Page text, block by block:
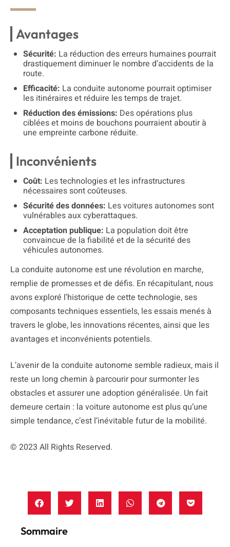
Avantages
Sécurité: La réduction des erreurs humaines pourrait
drastiquement diminuer le nombre d’accidents de la
route.
Efficacité: La conduite autonome pourrait optimiser
les itinéraires et réduire les temps de trajet.
Réduction des émissions: Des opérations plus
ciblées et moins de bouchons pourraient aboutir à
une empreinte carbone réduite.
Inconvénients
Coût: Les technologies et les infrastructures
nécessaires sont coûteuses.
Sécurité des données: Les voitures autonomes sont
vulnérables aux cyberattaques.
Acceptation publique: La population doit être
convaincue de la fiabilité et de la sécurité des
véhicules autonomes.
La conduite autonome est une révolution en marche,
remplie de promesses et de défis. En récapitulant, nous
avons exploré l’historique de cette technologie, ses
composants techniques essentiels, les essais menés à
travers le globe, les innovations récentes, ainsi que les
avantages et inconvénients potentiels.
L’avenir de la conduite autonome semble radieux, mais il
reste un long chemin à parcourir pour surmonter les
obstacles et assurer une adoption généralisée. Un fait
demeure certain : la voiture autonome est plus qu’une
simple tendance, c’est l’inévitable futur de la mobilité.
© 2023 All Rights Reserved.
Sommaire